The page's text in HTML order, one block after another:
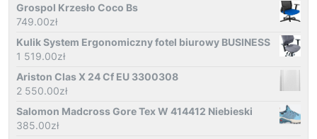
Grospol Krzesło Coco Bs
749.00zł
Kulik System Ergonomiczny fotel biurowy BUSINESS
1 519.00zł
Ariston Clas X 24 Cf EU 3300308
2 550.00zł
Salomon Madcross Gore Tex W 414412 Niebieski
385.00zł